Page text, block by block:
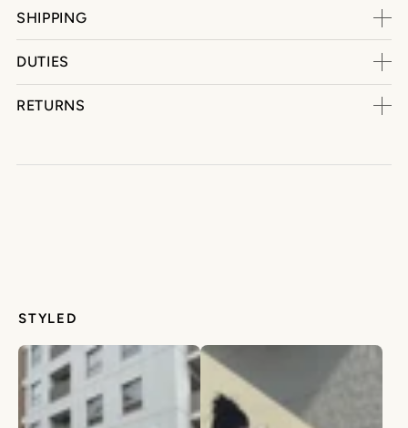
SHIPPING
DUTIES
RETURNS
STYLED